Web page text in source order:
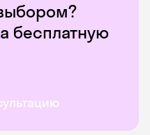
бесплатную